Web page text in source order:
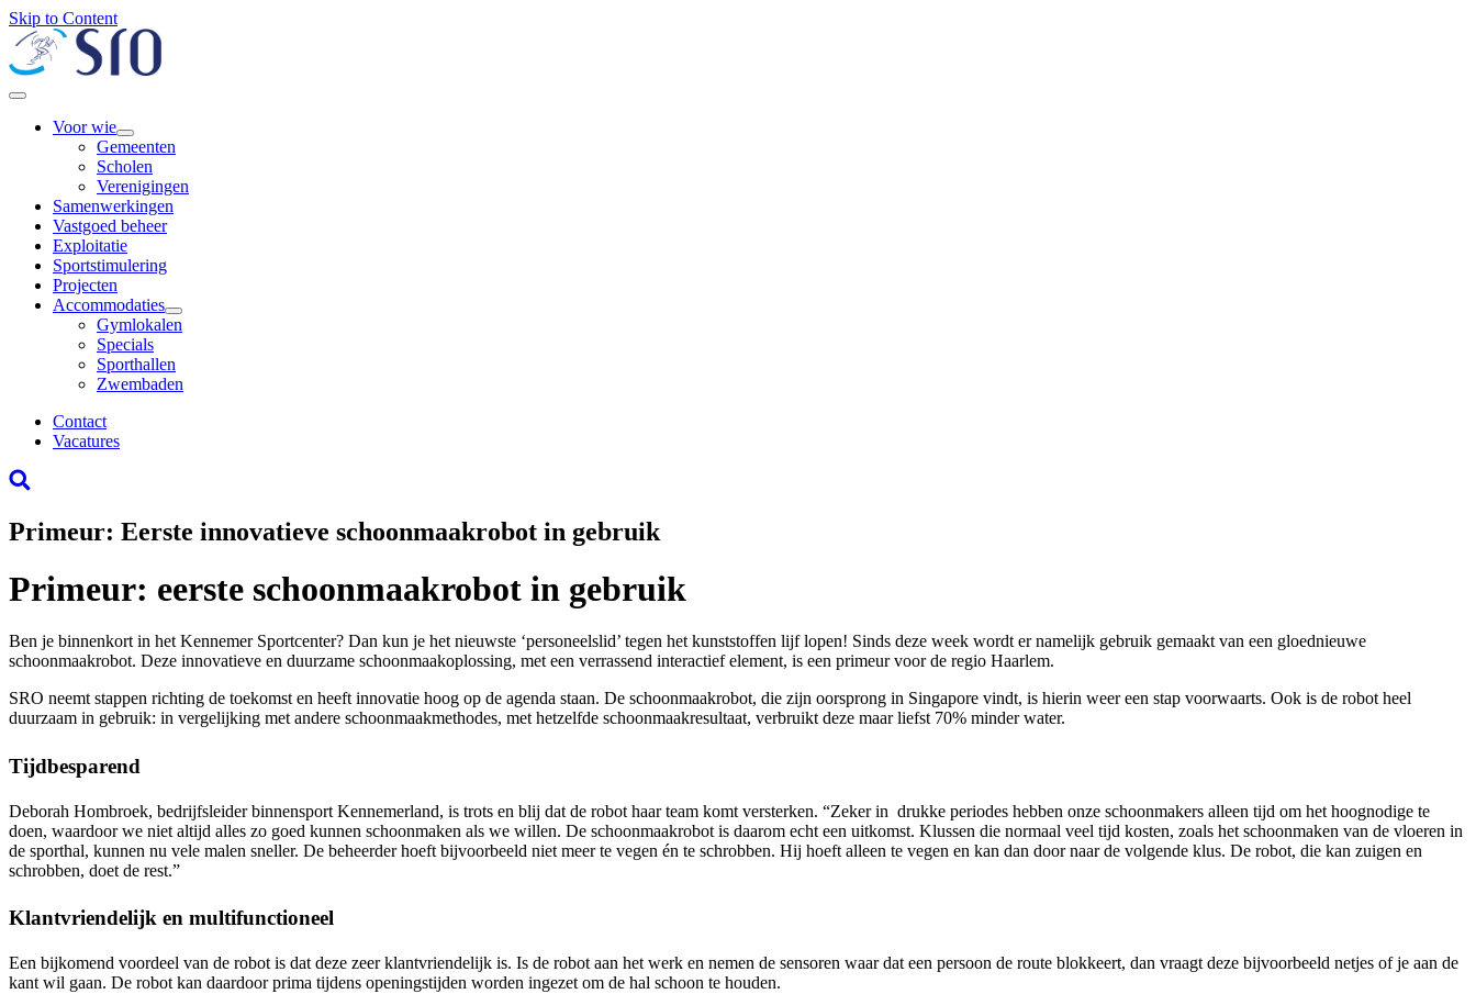
Skip to Content
Voor wie
Gemeenten
Scholen
Verenigingen
Samenwerkingen
Vastgoed beheer
Exploitatie
Sportstimulering
Projecten
Accommodaties
Gymlokalen
Specials
Sporthallen
Zwembaden
Contact
Vacatures
Primeur: Eerste innovatieve schoonmaakrobot in gebruik
Primeur: eerste schoonmaakrobot in gebruik
Ben je binnenkort in het Kennemer Sportcenter? Dan kun je het nieuwste ‘personeelslid’ tegen het kunststoffen lijf lopen! Sinds deze week wordt er namelijk gebruik gemaakt van een gloednieuwe
schoonmaakrobot. Deze innovatieve en duurzame schoonmaakoplossing, met een verrassend interactief element, is een primeur voor de regio Haarlem.
SRO neemt stappen richting de toekomst en heeft innovatie hoog op de agenda staan. De schoonmaakrobot, die zijn oorsprong in Singapore vindt, is hierin weer een stap voorwaarts. Ook is de robot heel
duurzaam in gebruik: in vergelijking met andere schoonmaakmethodes, met hetzelfde schoonmaakresultaat, verbruikt deze maar liefst 70% minder water.
Tijdbesparend
Deborah Hombroek, bedrijfsleider binnensport Kennemerland, is trots en blij dat de robot haar team komt versterken. “Zeker in drukke periodes hebben onze schoonmakers alleen tijd om het hoognodige te
doen, waardoor we niet altijd alles zo goed kunnen schoonmaken als we willen. De schoonmaakrobot is daarom echt een uitkomst. Klussen die normaal veel tijd kosten, zoals het schoonmaken van de vloeren in
de sporthal, kunnen nu vele malen sneller. De beheerder hoeft bijvoorbeeld niet meer te vegen én te schrobben. Hij hoeft alleen te vegen en kan dan door naar de volgende klus. De robot, die kan zuigen en
schrobben, doet de rest.”
Klantvriendelijk en multifunctioneel
Een bijkomend voordeel van de robot is dat deze zeer klantvriendelijk is. Is de robot aan het werk en nemen de sensoren waar dat een persoon de route blokkeert, dan vraagt deze bijvoorbeeld netjes of je aan de
kant wil gaan. De robot kan daardoor prima tijdens openingstijden worden ingezet om de hal schoon te houden.